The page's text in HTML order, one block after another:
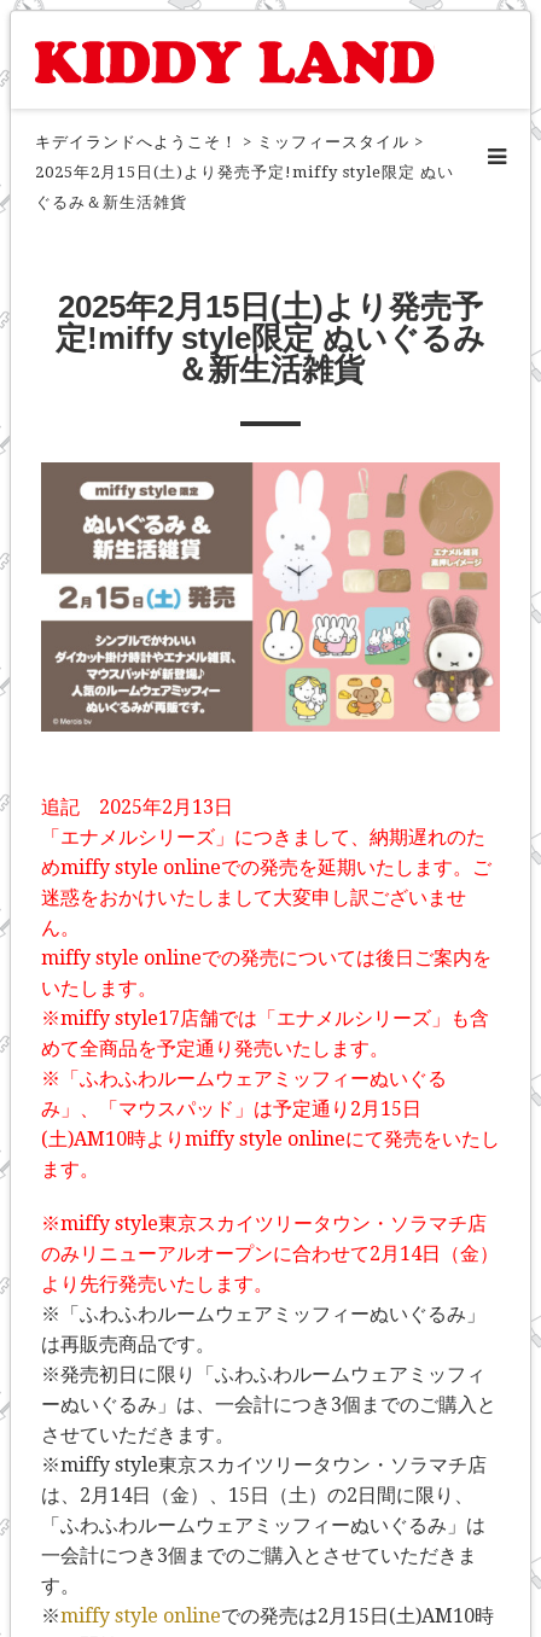
キデイランドへようこそ！ > ミッフィースタイル >
2025年2月15日(土)より発売予定!miffy style限定 ぬい
ぐるみ＆新生活雑貨
2025年2月15日(土)より発売予
定!miffy style限定 ぬいぐるみ
＆新生活雑貨
追記 2025年2月13日
「エナメルシリーズ」につきまして、納期遅れのた
めmiffy style onlineでの発売を延期いたします。ご
迷惑をおかけいたしまして大変申し訳ございませ
ん。
miffy style onlineでの発売については後日ご案内を
いたします。
※miffy style17店舗では「エナメルシリーズ」も含
めて全商品を予定通り発売いたします。
※「ふわふわルームウェアミッフィーぬいぐる
み」、「マウスパッド」は予定通り2月15日
(土)AM10時よりmiffy style onlineにて発売をいたし
ます。
※miffy style東京スカイツリータウン・ソラマチ店
のみリニューアルオープンに合わせて2月14日（金）
より先行発売いたします。
※「ふわふわルームウェアミッフィーぬいぐるみ」
は再販売商品です。
※発売初日に限り「ふわふわルームウェアミッフィ
ーぬいぐるみ」は、一会計につき3個までのご購入と
させていただきます。
※miffy style東京スカイツリータウン・ソラマチ店
は、2月14日（金）、15日（土）の2日間に限り、
「ふわふわルームウェアミッフィーぬいぐるみ」は
一会計につき3個までのご購入とさせていただきま
す。
※miffy style onlineでの発売は2月15日(土)AM10時